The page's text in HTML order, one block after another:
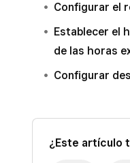
Configurar el
Establecer el
de las horas
Configurar
¿Este artículo